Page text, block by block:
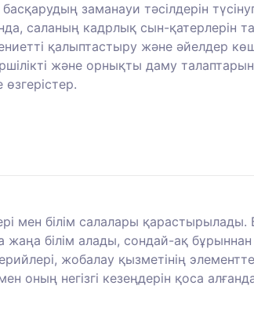
заманауи тәсілдерін
саланың кадрлық сын-қатерлерін
қалыптастыру және әйелдер
және орнықты даму
мен білім салалары
жаңа білім алады, сондай-ақ
жобалау қызметінің
оның негізгі кезеңдерін қоса